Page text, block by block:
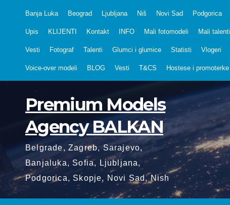
Banja Luka Beograd Ljubljana Niš Novi Sad Podgorica
Upis KLIJENTI Kontakt INFO Mali fotomodeli Mali talenti
Vesti Fotograf Talenti Glumci i glumice Statisti Vlogeri
Voice-over modeli BLOG Vesti T&CS Hostese i promoterke
Premium Models
Agency BALKAN
Belgrade, Zagreb, Sarajevo,
Banjaluka, Sofia, Ljubljana,
Podgorica, Skopje, Novi Sad, Nish